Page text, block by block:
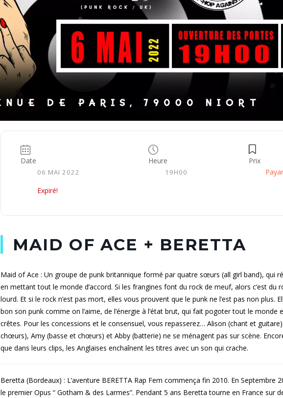
Date
06 MAI 2022
Expiré!
Heure
19H00
Prix
MAID OF ACE + BERETTA
Maid of Ace : Un groupe de punk britannique formé par quatre sœurs (all girl band), qui
en mettant tout le monde d’accord. Si les frangines font du rock de meuf, alors c’est du
lourd. Et si le rock n’est pas mort, elles vous prouvent que le punk ne l’est pas non plus.
bon son punk comme on l’aime, de l’énergie à l’état brut, qui fait pogoter tout le monde
crêtes. Pour les concessions et le consensuel, vous repasserez… Alison (chant et
chœurs), Amy (basse et chœurs) et Abby (batterie) ne se ménagent pas sur scène.
que dans leurs clips, les Anglaises enchaînent les titres avec un son qui crache.
Beretta (Bordeaux) : L’aventure BERETTA Rap Fem commença fin 2010. En Septembre
le premier Opus “ Gotham & des Larmes”. Pendant 5 ans Beretta tourne en France sur